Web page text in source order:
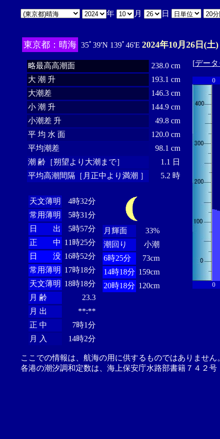
年 月 日
東京都：晴海 35ﾟ39'N 139ﾟ46'E 2024年10月26日(土)
略最高高潮面
238.0 cm
大 潮 升
193.1 cm
大潮差
146.3 cm
小 潮 升
144.9 cm
小潮差 升
49.8 cm
平 均 水 面
120.0 cm
平均潮差
98.1 cm
潮 齢［朔望より大潮まで］
1.1 日
平均高潮間隔［月正中より満潮 ］
5.2 時
天文薄明
4時32分
常用薄明
5時31分
日 出
5時57分
正 中 11時25分
日 没 16時52分
常用薄明 17時18分
天文薄明 18時18分
月 齢
23.3
月 出
**:**
正 中
7時1分
月 入
14時2分
月輝面
33%
潮回り
小潮
6時25分
73cm
14時18分 159cm
20時18分 120cm
[デー
0
0
ここでの情報は、航海の用に供するものではありませ
各港の潮汐調和定数は、海上保安庁水路部書籍７４２